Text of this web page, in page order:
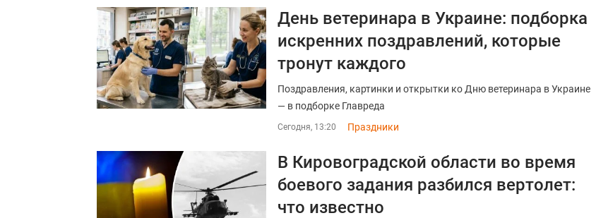
День ветеринара в Украине: подборка
искренних поздравлений, которые
тронут каждого
Поздравления, картинки и открытки ко Дню ветеринара в Украине
— в подборке Главреда
Сегодня, 13:20 Праздники
В Кировоградской области во время
боевого задания разбился вертолет:
что известно